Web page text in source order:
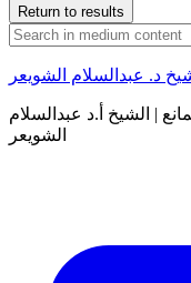
Return to results
د. عبدالسلام الشويعر
| الشيخ أ.د عبدالسلام
الشويعر